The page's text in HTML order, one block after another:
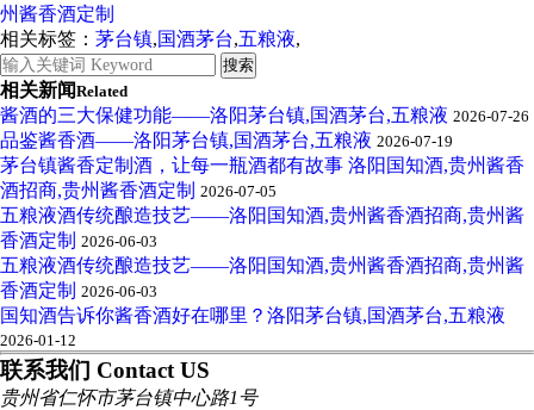
州酱香酒定制
相关标签： 茅台镇,国酒茅台,五粮液,
相关新闻Related
酱酒的三大保健功能——洛阳茅台镇,国酒茅台,五粮液 2026-07-26
品鉴酱香酒——洛阳茅台镇,国酒茅台,五粮液 2026-07-19
茅台镇酱香定制酒，让每一瓶酒都有故事 洛阳国知酒,贵州酱香
酒招商,贵州酱香酒定制 2026-07-05
五粮液酒传统酿造技艺——洛阳国知酒,贵州酱香酒招商,贵州酱
香酒定制 2026-06-03
五粮液酒传统酿造技艺——洛阳国知酒,贵州酱香酒招商,贵州酱
香酒定制 2026-06-03
国知酒告诉你酱香酒好在哪里？洛阳茅台镇,国酒茅台,五粮液
2026-01-12
联系我们 Contact US
贵州省仁怀市茅台镇中心路1号